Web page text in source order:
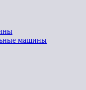
машины